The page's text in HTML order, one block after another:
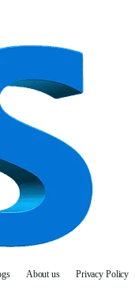
About us Privacy Policy